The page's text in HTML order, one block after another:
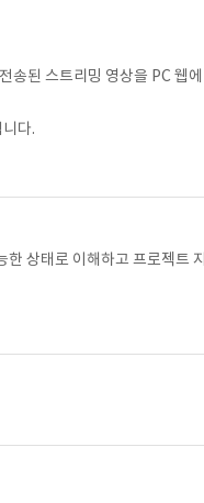
된 스트리밍 영상을 PC 웹에
다.
상태로 이해하고 프로젝트